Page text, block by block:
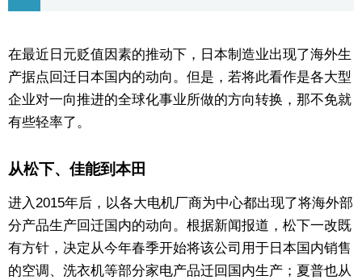
视觉日本
新闻
话题
日本一瞥
人物访谈
在最近日元贬值因素的推动下，日本制造业出现了海外生
产据点回迁日本国内的动向。但是，若将此看作是各大型
企业对一向推进的全球化事业所做的方向转换，那不免就
有些轻率了。
从松下、佳能到本田
进入2015年后，以各大电机厂商为中心都出现了将海外部
分产品生产回迁国内的动向。根据新闻报道，松下一改既
有方针，决定从今年春季开始将该公司用于日本国内销售
的空调、洗衣机等部分家电产品迁回国内生产；夏普也从